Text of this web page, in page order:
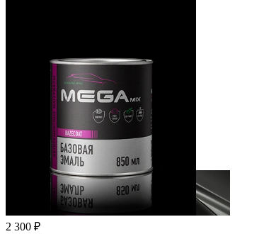
2 300 ₽